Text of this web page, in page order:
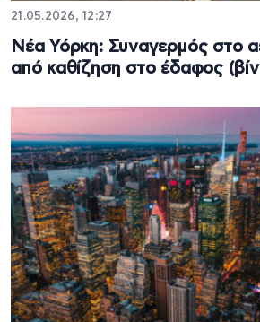
21.05.2026, 12:27
Νέα Υόρκη: Συναγερμός στο
από καθίζηση στο έδαφος